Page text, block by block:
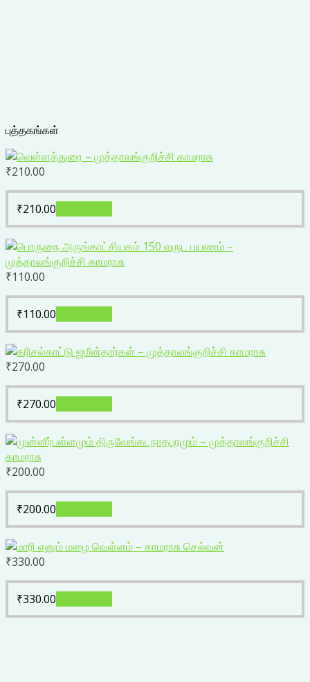
புத்தகங்கள்
₹210.00
₹210.00
₹110.00
₹110.00
₹270.00
₹270.00
₹200.00
₹200.00
₹330.00
₹330.00